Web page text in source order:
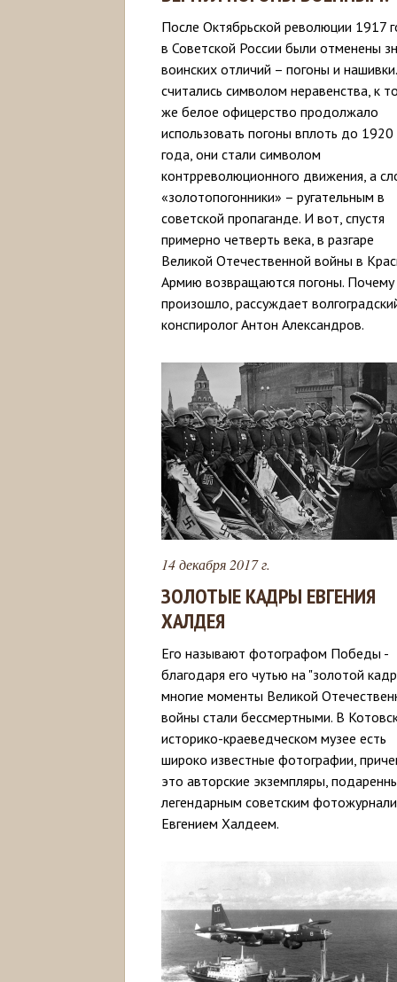
После Октябрьской революции 1917
в Советской России были отменены
воинских отличий – погоны и
считались символом неравенства, к
же белое офицерство продолжало
использовать погоны вплоть до 1920
года, они стали символом
контрреволюционного движения, а
«золотопогонники» – ругательным в
советской пропаганде. И вот, спустя
примерно четверть века, в разгаре
Великой Отечественной войны в
Армию возвращаются погоны.
произошло, рассуждает
конспиролог Антон Александров.
14 декабря 2017 г.
ЗОЛОТЫЕ КАДРЫ ЕВГЕНИЯ
ХАЛДЕЯ
Его называют фотографом Победы -
благодаря его чутью на "золотой
многие моменты Великой
войны стали бессмертными. В
историко-краеведческом музее есть
широко известные фотографии,
это авторские экземпляры,
легендарным советским
Евгением Халдеем.